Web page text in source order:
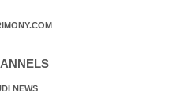
NEWS